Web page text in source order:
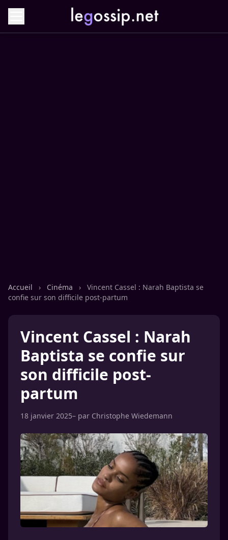
Accueil › Cinéma ›
Vincent Cassel : Narah Baptista se
confie sur son difficile post-partum
Vincent Cassel : Narah
Baptista se confie sur
son difficile post-
partum
18 janvier 2025– par Christophe Wiedemann